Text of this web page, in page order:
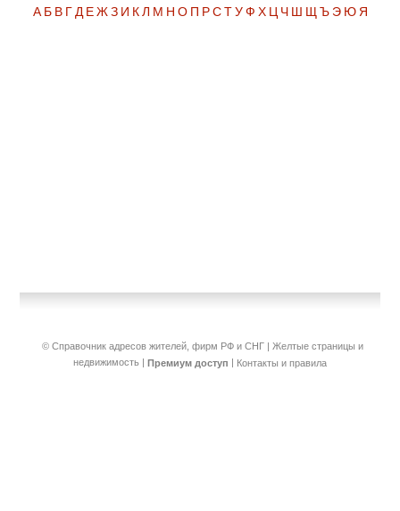
А Б В Г Д Е Ж З И К Л М Н О П Р С Т У Ф Х Ц Ч Ш Щ Ъ Э Ю Я
© Справочник адресов жителей, фирм РФ и СНГ | Желтые страницы и
недвижимость | Премиум доступ | Контакты и правила